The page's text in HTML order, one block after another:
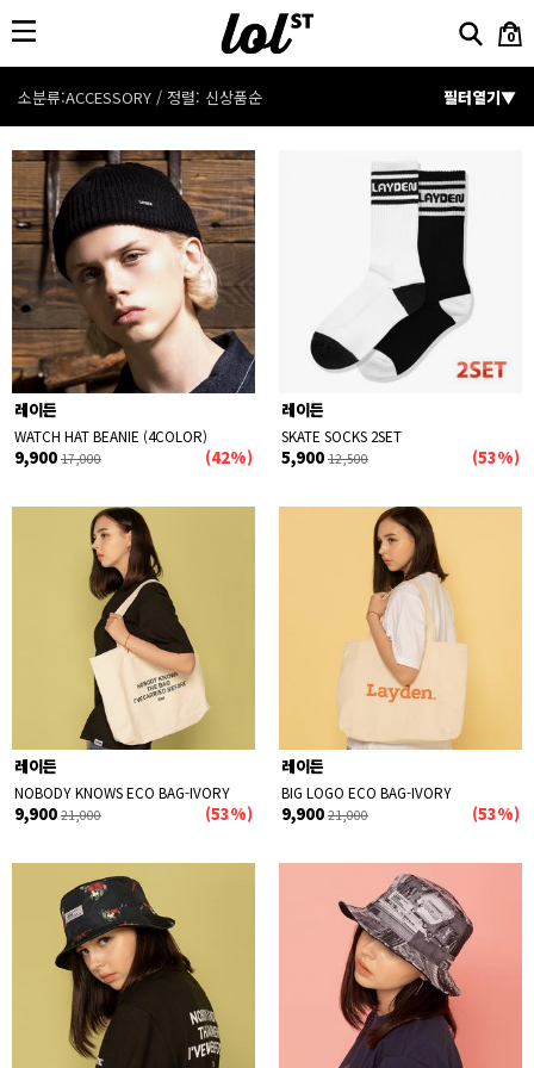
0
소분류:ACCESSORY / 정렬: 신상품순 필터열기▼
분류
전체보기
CATEGORY
OUTER
TOP
BOTTOM
ACCESSORY
-가방
-모자
-지갑/벨트/양말/잡화
- 비니
정렬 신상품순 인기상품순
상품명순
낮은가격순
세일 품절상품 제외
레이든
WATCH HAT BEANIE (4COLOR)
9,900 17,000 (42%)
레이든
SKATE SOCKS 2SET
5,900 12,500 (53%)
레이든
NOBODY KNOWS ECO BAG-IVORY
9,900 21,000 (53%)
레이든
BIG LOGO ECO BAG-IVORY
9,900 21,000 (53%)